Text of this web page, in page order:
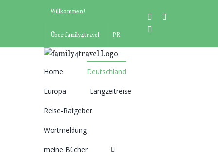
Willkommen!
Über family4travel PR
instagram
nach:
Home Deutschland
Europa Langzeitreise
Reise-Ratgeber
Wortmeldung
meine Bücher